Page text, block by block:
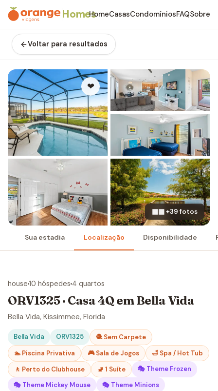
HomesHomeCasasCondomíniosFAQSobre
Voltar para resultados
❤
▦▦ +39 fotos
Sua estadia Localização Disponibilidade
house 10 hóspedes 4 quartos
ORV1325 · Casa 4Q em Bella Vida
Bella Vida, Kissimmee, Florida
Bella Vida ORV1325
🧶 Sem Carpete
🏊 Piscina Privativa
🎮 Sala de Jogos
🛁 Spa / Hot Tub
🚶 Perto do Clubhouse
🚽 1 Suíte
🎭 Theme Frozen
🎭 Theme Mickey Mouse
🎭 Theme Minions